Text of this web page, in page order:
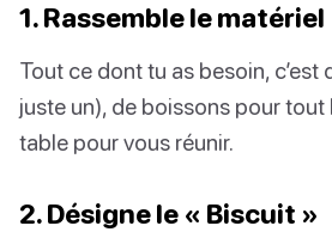
1. Rassemble le matériel
Tout ce dont tu as besoin, c’est
juste un), de boissons pour tout
table pour vous réunir.
2. Désigne le « Biscuit »